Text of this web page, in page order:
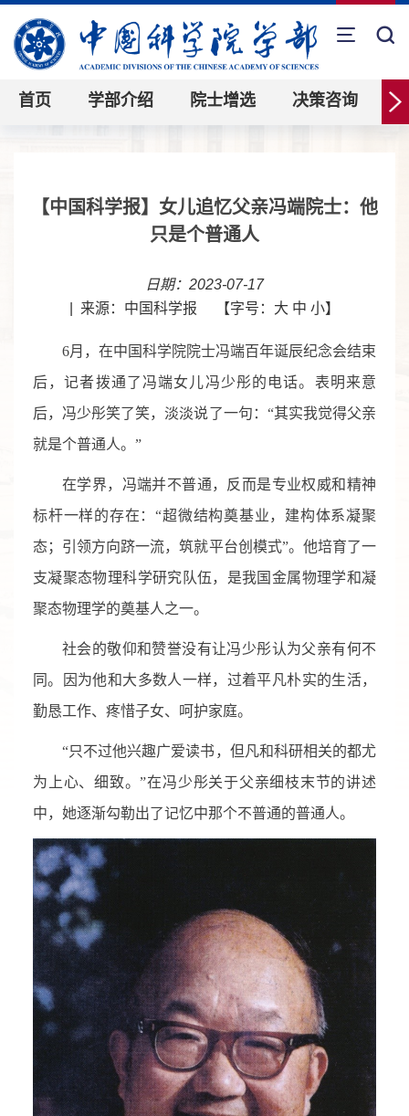
首页 学部介绍 院士增选 决策咨询
【中国科学报】女儿追忆父亲冯端院士：他
只是个普通人
日期：2023-07-17
来源：中国科学报 【字号： 大 中 小】
6月，在中国科学院院士冯端百年诞辰纪念会结束
后，记者拨通了冯端女儿冯少彤的电话。表明来意
后，冯少彤笑了笑，淡淡说了一句：“其实我觉得父亲
就是个普通人。”
在学界，冯端并不普通，反而是专业权威和精神
标杆一样的存在：“超微结构奠基业，建构体系凝聚
态；引领方向跻一流，筑就平台创模式”。他培育了一
支凝聚态物理科学研究队伍，是我国金属物理学和凝
聚态物理学的奠基人之一。
社会的敬仰和赞誉没有让冯少彤认为父亲有何不
同。因为他和大多数人一样，过着平凡朴实的生活，
勤恳工作、疼惜子女、呵护家庭。
“只不过他兴趣广爱读书，但凡和科研相关的都尤
为上心、细致。”在冯少彤关于父亲细枝末节的讲述
中，她逐渐勾勒出了记忆中那个不普通的普通人。